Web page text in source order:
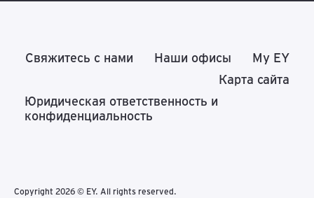
Свяжитесь с нами Наши офисы
My EY
Карта сайта
Юридическая ответственность и
конфиденциальность
Copyright 2026 © EY. All rights reserved.